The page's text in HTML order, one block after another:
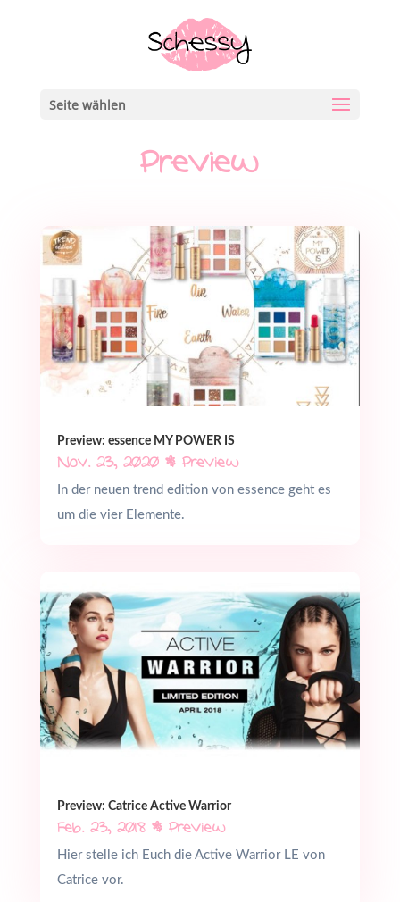
Seite wählen
Preview
Preview: essence MY POWER IS
Nov. 23, 2020| Preview
In der neuen trend edition von essence geht es
um die vier Elemente.
Preview: Catrice Active Warrior
Feb. 23, 2018| Preview
Hier stelle ich Euch die Active Warrior LE von
Catrice vor.